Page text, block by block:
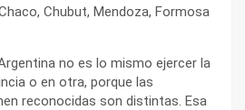
Chubut, Mendoza, Formosa
no es lo mismo ejercer la
o en otra, porque las
reconocidas son distintas. Esa